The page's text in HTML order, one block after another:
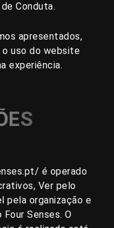
Conduta.
apresentados,
uso do website
experiência.
é operado
Ver pelo
pela organização e
Senses. O